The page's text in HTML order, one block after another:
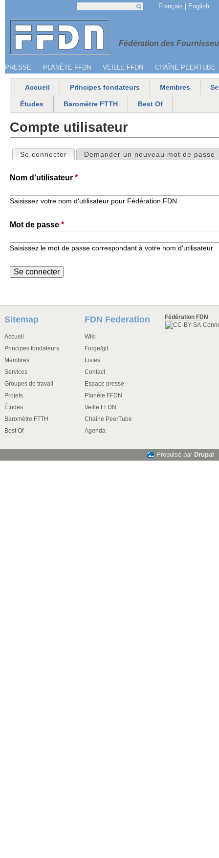
Jump to navigation
Fédération des
Menu secondaire
PRESSE PLANÈTE FFDN VEILLE FFDN CHAÎNE PEERTUBE
Français English
Menu principal
Accueil Principes fondateurs Membres
Études Baromètre FTTH Best Of
Compte utilisateur
Onglets principaux
Se connecter (onglet actif)
Demander un nouveau mot de passe
Nom d'utilisateur *
Saisissez votre nom d'utilisateur pour Fédération FDN.
Mot de passe *
Saisissez le mot de passe correspondant à votre nom d'utilisateur.
Sitemap
Accueil
Principes fondateurs
Membres
Services
Groupes de travail
Projets
Études
Baromètre FTTH
Best Of
FDN Federation
Wiki
Forge/git
Listes
Contact
Espace presse
Planète FFDN
Veille FFDN
Chaîne PeerTube
Agenda
Fédération FDN
Propulsé par Drupal